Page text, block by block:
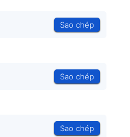
Sao chép
Sao chép
Sao chép